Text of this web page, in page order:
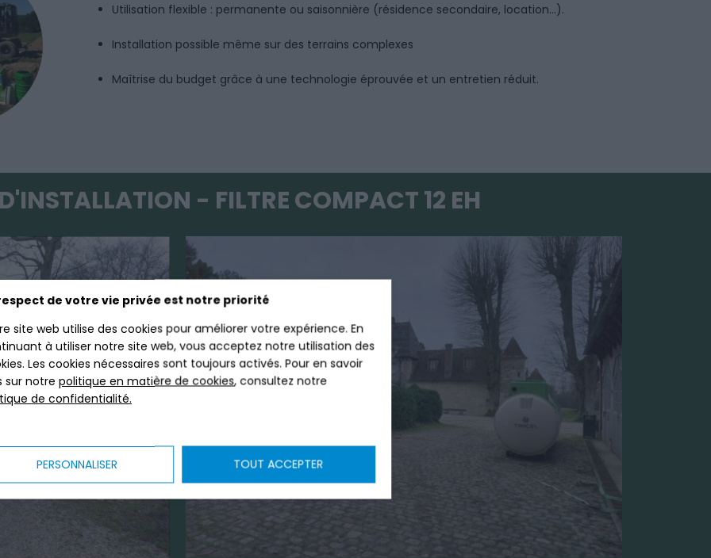
de votre vie privée est notre priorité
site web utilise des cookies pour améliorer votre expérience. En
à utiliser notre site web, vous acceptez notre utilisation des
Les cookies nécessaires sont toujours activés. Pour en savoir
sur notrepolitique en matière de cookies, consultez notre
de confidentialité.
PERSONNALISER TOUT ACCEPTER
Utilisation flexible : permanente ou saisonnière (résidence secondaire, location…).
Installation possible même sur des terrains complexes
Maîtrise du budget grâce à une technologie éprouvée et un entretien réduit.
- FILTRE COMPACT 12 EH